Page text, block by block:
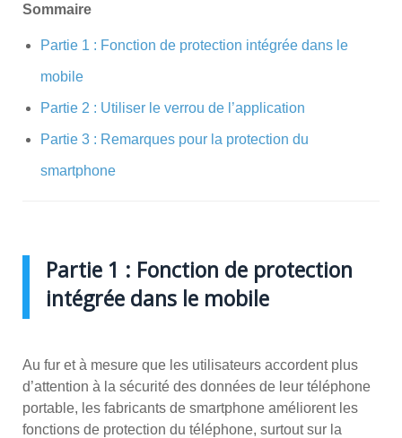
Sommaire
Partie 1 : Fonction de protection intégrée dans le
mobile
Partie 2 : Utiliser le verrou de l’application
Partie 3 : Remarques pour la protection du
smartphone
Partie 1 : Fonction de protection
intégrée dans le mobile
Au fur et à mesure que les utilisateurs accordent plus
d’attention à la sécurité des données de leur téléphone
portable, les fabricants de smartphone améliorent les
fonctions de protection du téléphone, surtout sur la